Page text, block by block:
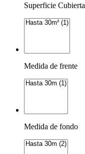
Superficie Cubierta
Medida de frente
Medida de fondo